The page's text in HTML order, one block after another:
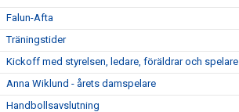
Falun-Afta
Träningstider
Kickoff med styrelsen, ledare, föräldrar och spelare
Anna Wiklund - årets damspelare
Handbollsavslutning